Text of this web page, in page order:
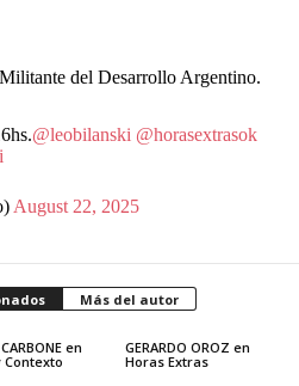
del Desarrollo Argentino.
@leobilanski @horasextrasok
August 22, 2025
Más del autor
en
Contexto
GERARDO OROZ en
Horas Extras